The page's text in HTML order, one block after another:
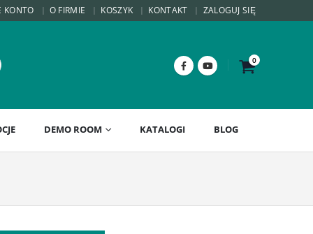
KONTO O FIRMIE KOSZYK KONTAKT ZALOGUJ SIĘ
0
DEMO ROOM KATALOGI BLOG